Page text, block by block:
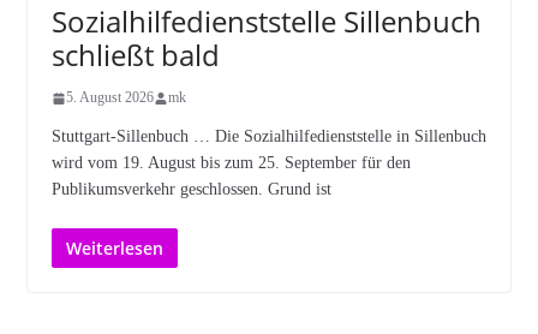
Sozialhilfedienststelle Sillenbuch
schließt bald
5. August 2026 mk
Stuttgart-Sillenbuch … Die Sozialhilfedienststelle in Sillenbuch
wird vom 19. August bis zum 25. September für den
Publikumsverkehr geschlossen. Grund ist
Weiterlesen